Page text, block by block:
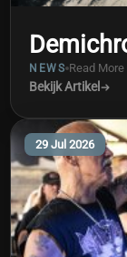
NEWS Read More
Bekijk Artikel
29 Jul 2026